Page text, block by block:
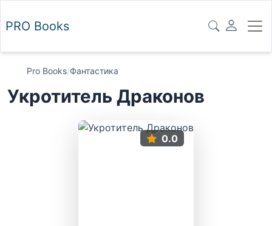
PRO Books
Pro Books/Фантастика
Укротитель Драконов
0.0